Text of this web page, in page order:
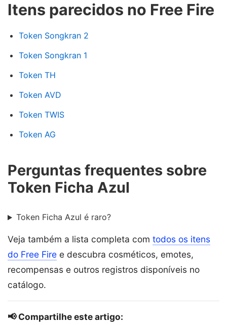
Itens parecidos no Free Fire
Token Songkran 2
Token Songkran 1
Token TH
Token AVD
Token TWIS
Token AG
Perguntas frequentes sobre
Token Ficha Azul
Token Ficha Azul é raro?
Veja também a lista completa com todos os itens
do Free Fire e descubra cosméticos, emotes,
recompensas e outros registros disponíveis no
catálogo.
📢 Compartilhe este artigo: